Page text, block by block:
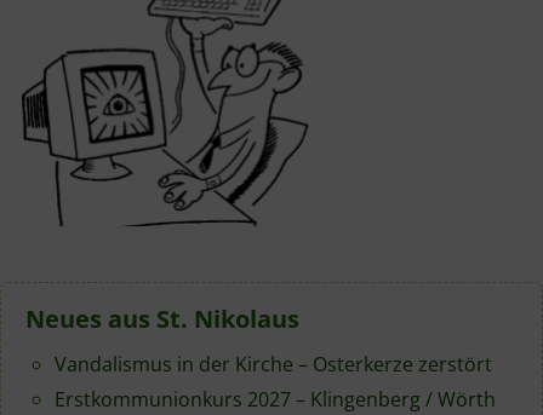
Neues aus St. Nikolaus
Vandalismus in der Kirche – Osterkerze zerstört
Erstkommunionkurs 2027 – Klingenberg / Wörth